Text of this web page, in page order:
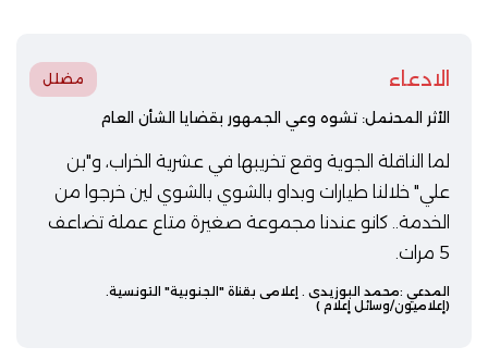
الادعاء مضلل
الأثر المحتمل: تشوه وعي الجمهور بقضايا الشأن العام
لما الناقلة الجوية وقع تخريبها في عشرية الخراب، و"بن
علي" خلالنا طيارات وبداو بالشوي بالشوي لين خرجوا من
الخدمة.. كانو عندنا مجموعة صغيرة متاع عملة تضاعف
5 مرات.
المدعي :محمد البوزيدي . إعلامي بقناة "الجنوبية" التونسية.
(إعلاميون/وسائل إعلام )